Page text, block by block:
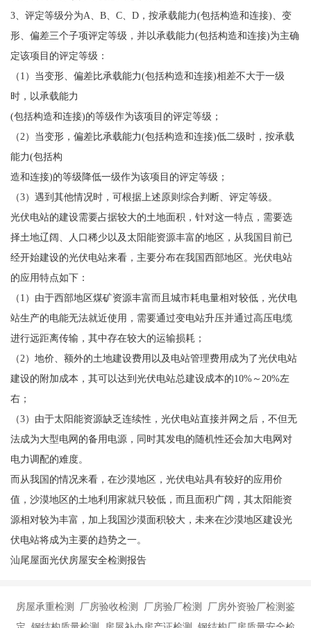
3、评定等级分为A、B、C、D，按承载能力(包括构造和连接)、变
形、偏差三个子项评定等级，并以承载能力(包括构造和连接)为主确
定该项目的评定等级：
（1）当变形、偏差比承载能力(包括构造和连接)相差不大于一级
时，以承载能力
(包括构造和连接)的等级作为该项目的评定等级；
（2）当变形，偏差比承载能力(包括构造和连接)低二级时，按承载
能力(包括构
造和连接)的等级降低一级作为该项目的评定等级；
（3）遇到其他情况时，可根据上述原则综合判断、评定等级。
光伏电站的建设需要占据较大的土地面积，针对这一特点，需要选
择土地辽阔、人口稀少以及太阳能资源丰富的地区，从我国目前已
经开始建设的光伏电站来看，主要分布在我国西部地区。光伏电站
的应用特点如下：
（1）由于西部地区煤矿资源丰富而且城市耗电量相对较低，光伏电
站生产的电能无法就近使用，需要通过变电站升压并通过高压电缆
进行远距离传输，其中存在较大的运输损耗；
（2）地价、额外的土地建设费用以及电站管理费用成为了光伏电站
建设的附加成本，其可以达到光伏电站总建设成本的10%～20%左
右；
（3）由于太阳能资源缺乏连续性，光伏电站直接并网之后，不但无
法成为大型电网的备用电源，同时其发电的随机性还会加大电网对
电力调配的难度。
而从我国的情况来看，在沙漠地区，光伏电站具有较好的应用价
值，沙漠地区的土地利用家就只较低，而且面积广阔，其太阳能资
源相对较为丰富，加上我国沙漠面积较大，未来在沙漠地区建设光
伏电站将成为主要的趋势之一。
汕尾屋面光伏房屋安全检测报告
房屋承重检测 厂房验收检测 厂房验厂检测 厂房外资验厂检测鉴